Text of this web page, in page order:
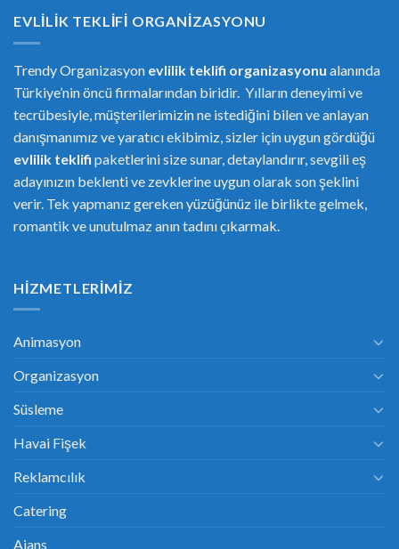
EVLILIK TEKLIFI ORGANIZASYONU
Trendy Organizasyon evlilik teklifi organizasyonu alanında
Türkiye’nin öncü firmalarından biridir. Yılların deneyimi ve
tecrübesiyle, müşterilerimizin ne istediğini bilen ve anlayan
danışmanımız ve yaratıcı ekibimiz, sizler için uygun gördüğü
evlilik teklifi paketlerini size sunar, detaylandırır, sevgili eş
adayınızın beklenti ve zevklerine uygun olarak son şeklini
verir. Tek yapmanız gereken yüzüğünüz ile birlikte gelmek,
romantik ve unutulmaz anın tadını çıkarmak.
HIZMETLERIMIZ
Animasyon
Organizasyon
Süsleme
Havai Fişek
Reklamcılık
Catering
Ajans